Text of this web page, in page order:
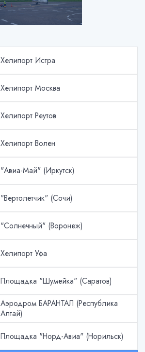
Хелипорт Истра
Хелипорт Москва
Хелипорт Реутов
Хелипорт Волен
"Авиа-Май" (Иркутск)
"Вертолетчик" (Сочи)
"Солнечный" (Воронеж)
Хелипорт Уфа
Площадка "Шумейка" (Саратов)
Аэродром БАРАНТАЛ (Республика
Алтай)
Площадка "Норд-Авиа" (Норильск)